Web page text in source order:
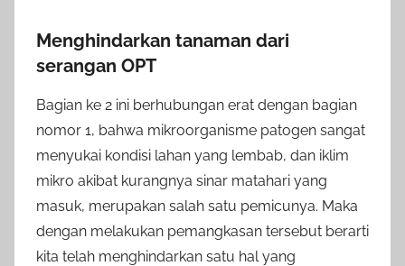
Menghindarkan tanaman dari
serangan OPT
Bagian ke 2 ini berhubungan erat dengan bagian
nomor 1, bahwa mikroorganisme patogen sangat
menyukai kondisi lahan yang lembab, dan iklim
mikro akibat kurangnya sinar matahari yang
masuk, merupakan salah satu pemicunya. Maka
dengan melakukan pemangkasan tersebut berarti
kita telah menghindarkan satu hal yang